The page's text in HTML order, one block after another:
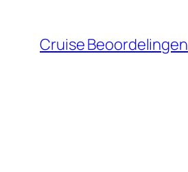
Cruise Beoordelingen